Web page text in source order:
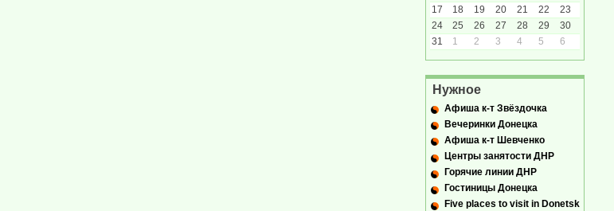
17
18 19 20 21 22
23
24
25 26 27 28 29
30
31
1 2 3 4 5 6
Нужное
Афиша к-т Звёздочка
Вечеринки Донецка
Афиша к-т Шевченко
Центры занятости ДНР
Горячие линии ДНР
Гостиницы Донецка
Five places to visit in Donetsk